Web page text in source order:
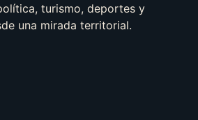
turismo, deportes y
una mirada territorial.